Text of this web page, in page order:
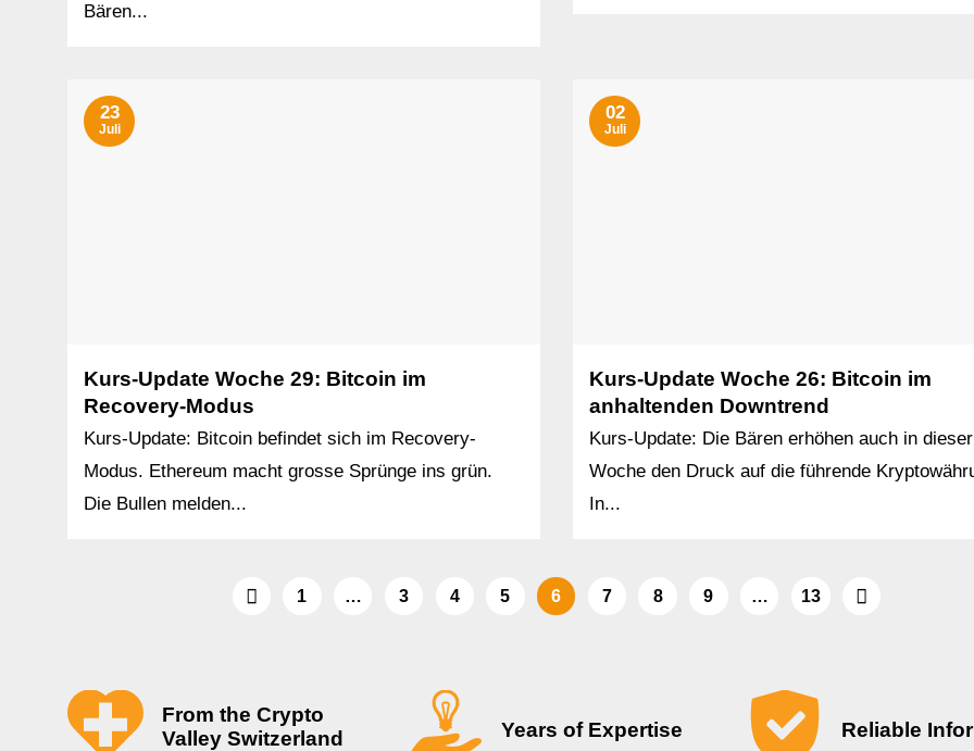
Bären...
Kurs-Update Woche 29: Bitcoin im
Recovery-Modus
Kurs-Update: Bitcoin befindet sich im Recovery-
Modus. Ethereum macht grosse Sprünge ins grün.
Die Bullen melden...
23
Juli
Kurs-Update Woche 26: Bitcoin im
anhaltenden Downtrend
Kurs-Update: Die Bären erhöhen auch in dieser
Woche den Druck auf die führende
In...
02
Juli
1 … 3 4 5 6 7 8 9 … 13
From the Crypto
Valley Switzerland
Years of Expertise Reliable